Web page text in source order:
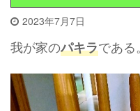
2023年7月7日
我が家のパキラである。